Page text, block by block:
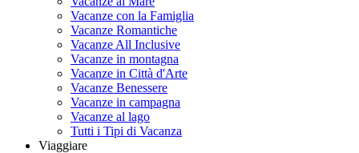
Vacanze con la Famiglia
Vacanze Romantiche
Vacanze All Inclusive
Vacanze in montagna
Vacanze in Città d'Arte
Vacanze Benessere
Vacanze in campagna
Vacanze al lago
Tutti i Tipi di Vacanza
Viaggiare